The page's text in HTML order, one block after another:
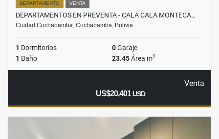
DEPARTAMENTO VENTA
DEPARTAMENTOS EN PREVENTA - CALA CALA MONTECA…
Ciudad Cochabamba, Cochabamba, Bolivia
1 Dormitorios 0Garaje
1 Baño 23.45Área m2
Venta
US$20,401USD